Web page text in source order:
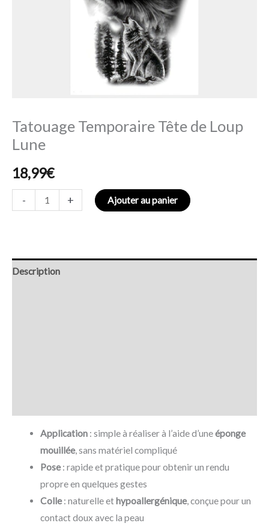
Tatouage Temporaire Tête de Loup
Lune
18,99€
- + Ajouter au panier
Description
Application: simple à réaliser à l’aide d’uneéponge
mouillée, sans matériel compliqué
Pose: rapide et pratique pour obtenir un rendu
propre en quelques gestes
Colle: naturelle ethypoallergénique, conçue pour un
contact doux avec la peau